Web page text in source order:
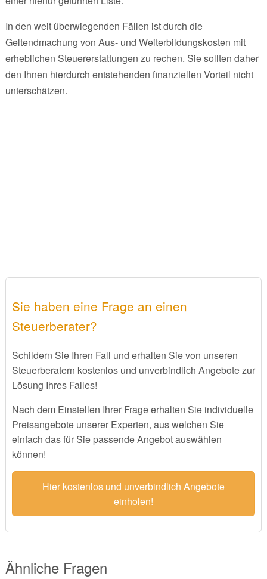
In den weit überwiegenden Fällen ist durch die
Geltendmachung von Aus- und Weiterbildungskosten mit
erheblichen Steuererstattungen zu rechen. Sie sollten daher
den Ihnen hierdurch entstehenden finanziellen Vorteil nicht
unterschätzen.
Sie haben eine Frage an einen
Steuerberater?
Schildern Sie Ihren Fall und erhalten Sie von unseren
Steuerberatern kostenlos und unverbindlich Angebote zur
Lösung Ihres Falles!
Nach dem Einstellen Ihrer Frage erhalten Sie individuelle
Preisangebote unserer Experten, aus welchen Sie
einfach das für Sie passende Angebot auswählen
können!
Hier kostenlos und unverbindlich Angebote
einholen!
Ähnliche Fragen